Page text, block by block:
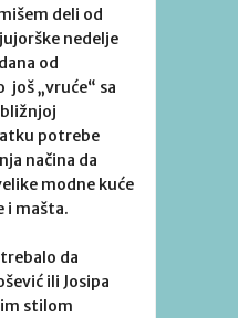
deli od
nedelje
od
„vruće“ sa
potrebe
načina da
modne kuće
i mašta.
da
ili Josipa
stilom